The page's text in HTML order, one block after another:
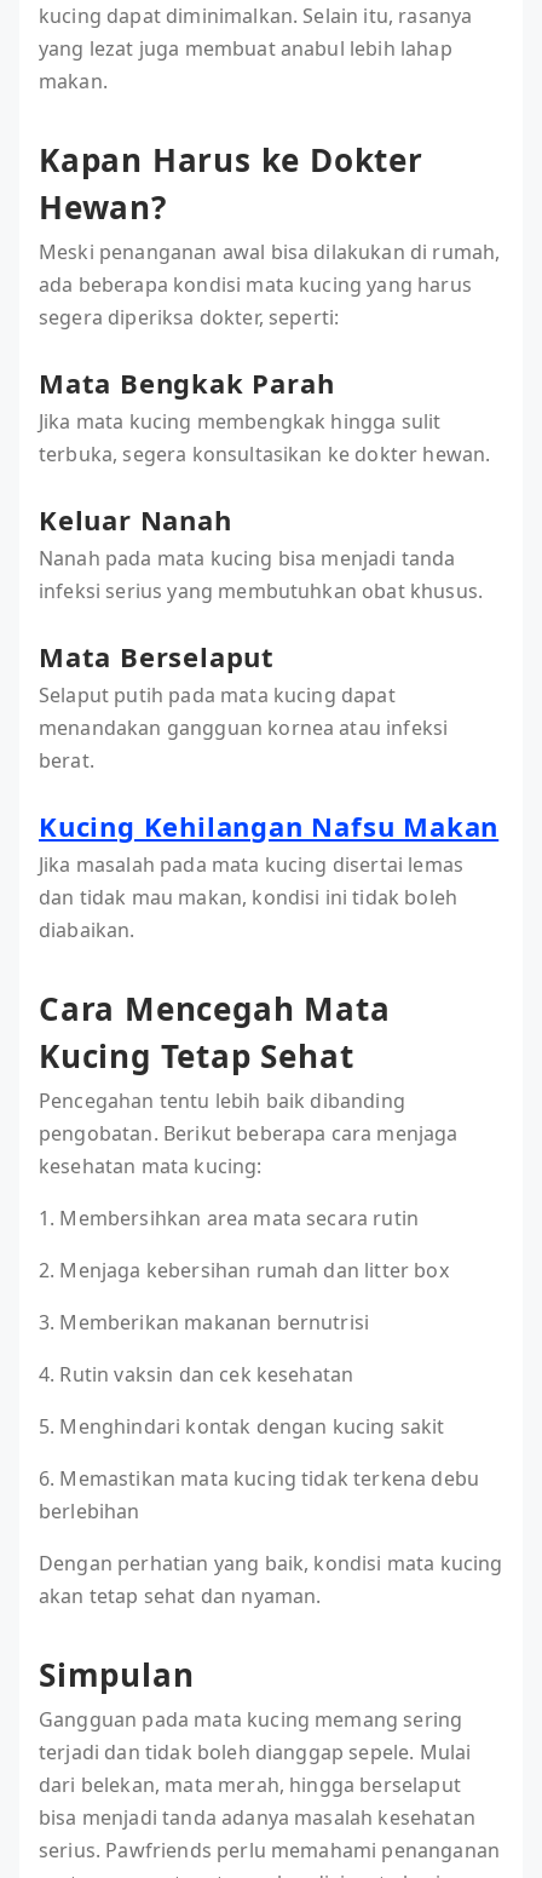
kucing dapat diminimalkan. Selain itu, rasanya
yang lezat juga membuat anabul lebih lahap
makan.
Kapan Harus ke Dokter
Hewan?
Meski penanganan awal bisa dilakukan di rumah,
ada beberapa kondisi mata kucing yang harus
segera diperiksa dokter, seperti:
Mata Bengkak Parah
Jika mata kucing membengkak hingga sulit
terbuka, segera konsultasikan ke dokter hewan.
Keluar Nanah
Nanah pada mata kucing bisa menjadi tanda
infeksi serius yang membutuhkan obat khusus.
Mata Berselaput
Selaput putih pada mata kucing dapat
menandakan gangguan kornea atau infeksi
berat.
Kucing Kehilangan Nafsu Makan
Jika masalah pada mata kucing disertai lemas
dan tidak mau makan, kondisi ini tidak boleh
diabaikan.
Cara Mencegah Mata
Kucing Tetap Sehat
Pencegahan tentu lebih baik dibanding
pengobatan. Berikut beberapa cara menjaga
kesehatan mata kucing:
1. Membersihkan area mata secara rutin
2. Menjaga kebersihan rumah dan litter box
3. Memberikan makanan bernutrisi
4. Rutin vaksin dan cek kesehatan
5. Menghindari kontak dengan kucing sakit
6. Memastikan mata kucing tidak terkena debu
berlebihan
Dengan perhatian yang baik, kondisi mata kucing
akan tetap sehat dan nyaman.
Simpulan
Gangguan pada mata kucing memang sering
terjadi dan tidak boleh dianggap sepele. Mulai
dari belekan, mata merah, hingga berselaput
bisa menjadi tanda adanya masalah kesehatan
serius. Pawfriends perlu memahami penanganan